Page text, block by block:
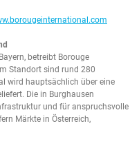
betreibt Borouge
Standort sind rund 280
wird hauptsächlich über eine
Die in Burghausen
und für anspruchsvolle
Märkte in Österreich,